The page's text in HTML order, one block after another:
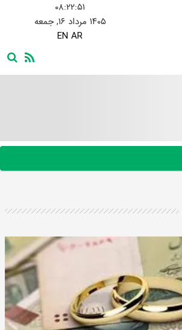
۰۸:۲۲:۵۲
۱۴۰۵ مرداد ۱۶, جمعه
EN AR